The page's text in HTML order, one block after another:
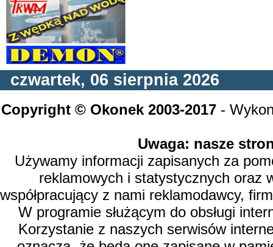
czwartek, 06 sierpnia 2026
Copyright © Okonek 2003-2017-
Uwaga: nasze
Używamy informacji zapisanych za
reklamowych i statystycznych oraz
współpracujący z nami reklamodawcy,
W programie służącym do obsługi
Korzystanie z naszych serwisów